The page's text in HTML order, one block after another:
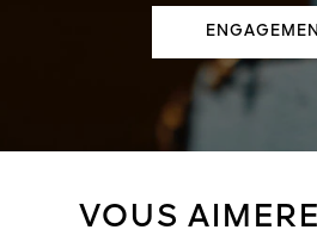
VOUS